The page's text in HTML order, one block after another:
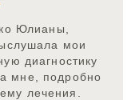
Юлианы,
мои
диагностику
мне, подробно
лечения.